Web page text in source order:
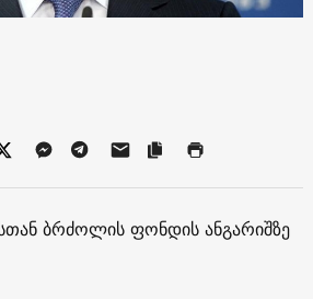
ბრძოლის ფონდის ანგარიშზე